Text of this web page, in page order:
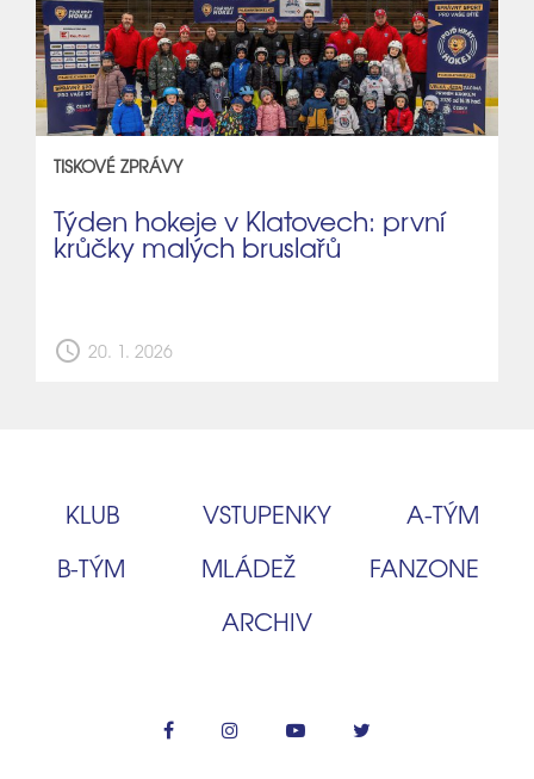
TISKOVÉ ZPRÁVY
Týden hokeje v Klatovech: první
krůčky malých bruslařů
schedule 20. 1. 2026
KLUB VSTUPENKY
A‑TÝM
B‑TÝM
MLÁDEŽ
FANZONE
ARCHIV